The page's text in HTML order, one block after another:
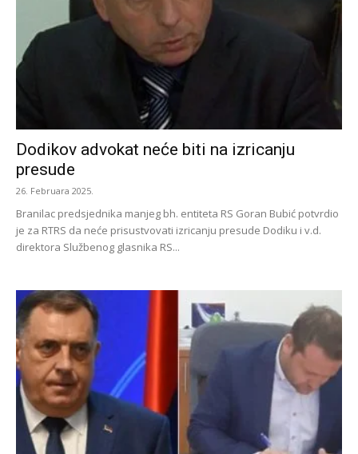
Dodikov advokat neće biti na izricanju
presude
26. Februara 2025.
Branilac predsjednika manjeg bh. entiteta RS Goran Bubić potvrdio
je za RTRS da neće prisustvovati izricanju presude Dodiku i v.d.
direktora Službenog glasnika RS...